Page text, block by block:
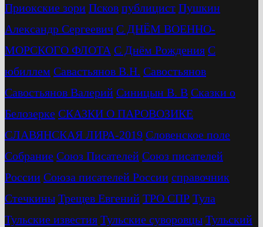
Приокские зори Псков публицист Пушкин
Александр Сергеевич С ДНЁМ ВОЕННО-
МОРСКОГО ФЛОТА С Днём Рождения С
юбиллем Савастьянов В.Н. Савостьянов
Савостьянов Валерий Синицын В. В Сказки о
Белозерке СКАЗКИ О ПАРОВОЗИКЕ
СЛАВЯНСКАЯ ЛИРА-2019 Словенское поле
Собрание Союз Писателей Союз писателей
России Союза писателей России справочник
Стечкины Трещев Евгений ТРО СПР Тула
Тульские известия Тульские суворовцы Тульский